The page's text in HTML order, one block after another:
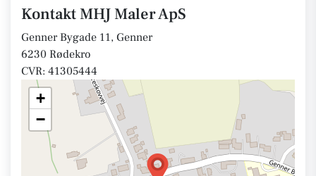
Kontakt MHJ Maler ApS
Genner Bygade 11, Genner
6230 Rødekro
CVR: 41305444
+
−